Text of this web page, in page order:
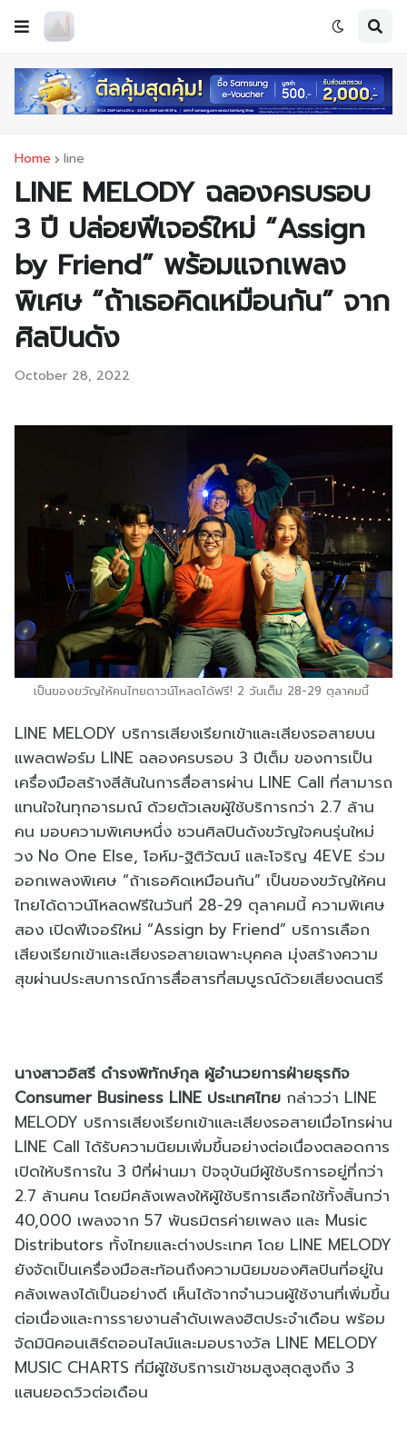
Home line
LINE MELODY ฉลองครบรอบ
3 ปี ปล่อยฟีเจอร์ใหม่ “Assign
by Friend” พร้อมแจกเพลง
พิเศษ “ถ้าเธอคิดเหมือนกัน” จาก
ศิลปินดัง
October 28, 2022
เป็นของขวัญให้คนไทยดาวน์โหลดได้ฟรี! 2 วันเต็ม 28-29 ตุลาคมนี้
LINE MELODY บริการเสียงเรียกเข้าและเสียงรอสายบน
แพลตฟอร์ม LINE ฉลองครบรอบ 3 ปีเต็ม ของการเป็น
เครื่องมือสร้างสีสันในการสื่อสารผ่าน LINE Call ที่สามารถ
แทนใจในทุกอารมณ์ ด้วยตัวเลขผู้ใช้บริการกว่า 2.7 ล้าน
คน มอบความพิเศษหนึ่ง ชวนศิลปินดังขวัญใจคนรุ่นใหม่
วง No One Else, โอห์ม-ฐิติวัฒน์ และโจริญ 4EVE ร่วม
ออกเพลงพิเศษ “ถ้าเธอคิดเหมือนกัน” เป็นของขวัญให้คน
ไทยได้ดาวน์โหลดฟรีในวันที่ 28-29 ตุลาคมนี้ ความพิเศษ
สอง เปิดฟีเจอร์ใหม่ “Assign by Friend” บริการเลือก
เสียงเรียกเข้าและเสียงรอสายเฉพาะบุคคล มุ่งสร้างความ
สุขผ่านประสบการณ์การสื่อสารที่สมบูรณ์ด้วยเสียงดนตรี
นางสาวอิสรี ดำรงพิทักษ์กุล ผู้อำนวยการฝ่ายธุรกิจ
Consumer Business LINE ประเทศไทย กล่าวว่า LINE
MELODY บริการเสียงเรียกเข้าและเสียงรอสายเมื่อโทรผ่าน
LINE Call ได้รับความนิยมเพิ่มขึ้นอย่างต่อเนื่องตลอดการ
เปิดให้บริการใน 3 ปีที่ผ่านมา ปัจจุบันมีผู้ใช้บริการอยู่ที่กว่า
2.7 ล้านคน โดยมีคลังเพลงให้ผู้ใช้บริการเลือกใช้ทั้งสิ้นกว่า
40,000 เพลงจาก 57 พันธมิตรค่ายเพลง และ Music
Distributors ทั้งไทยและต่างประเทศ โดย LINE MELODY
ยังจัดเป็นเครื่องมือสะท้อนถึงความนิยมของศิลปินที่อยู่ใน
คลังเพลงได้เป็นอย่างดี เห็นได้จากจำนวนผู้ใช้งานที่เพิ่มขึ้น
ต่อเนื่องและการรายงานลำดับเพลงฮิตประจำเดือน พร้อม
จัดมินิคอนเสิร์ตออนไลน์และมอบรางวัล LINE MELODY
MUSIC CHARTS ที่มีผู้ใช้บริการเข้าชมสูงสุดสูงถึง 3
แสนยอดวิวต่อเดือน